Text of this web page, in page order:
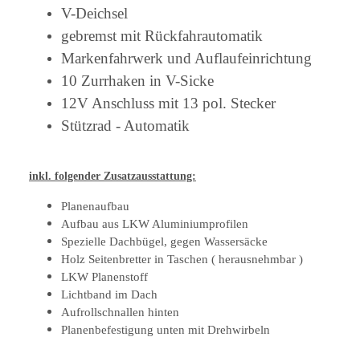
V-Deichsel
gebremst mit Rückfahrautomatik
Markenfahrwerk und Auflaufeinrichtung
10 Zurrhaken in V-Sicke
12V Anschluss mit 13 pol. Stecker
Stützrad - Automatik
inkl. folgender Zusatzausstattung:
Planenaufbau
Aufbau aus LKW Aluminiumprofilen
Spezielle Dachbügel, gegen Wassersäcke
Holz Seitenbretter in Taschen ( herausnehmbar )
LKW Planenstoff
Lichtband im Dach
Aufrollschnallen hinten
Planenbefestigung unten mit Drehwirbeln